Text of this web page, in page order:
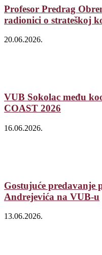
Profesor Predrag
radionici o strateškoj
20.06.2026.
VUB Sokolac među
COAST 2026
16.06.2026.
Gostujuće predavanje
Andrejevića na VUB-u
13.06.2026.